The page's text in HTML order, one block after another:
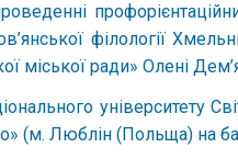
філології
міської ради» Олені
університету
(м. Люблін (Польща) на